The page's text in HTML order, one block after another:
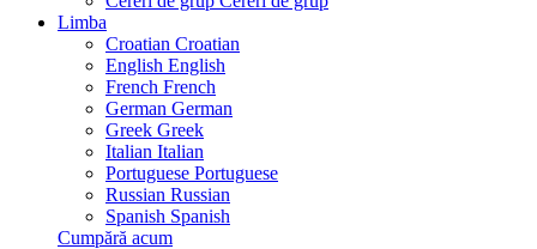
Limba
Croatian Croatian
English English
French French
German German
Greek Greek
Italian Italian
Portuguese Portuguese
Russian Russian
Spanish Spanish
Cumpără acum